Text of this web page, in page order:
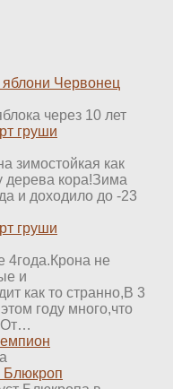
Червонец
через 10 лет
груши
зимостойкая как
дерева кора!Зима
и доходило до -23
груши
4года.Крона не
и
как то странно,В 3
году много,что
Блюкроп